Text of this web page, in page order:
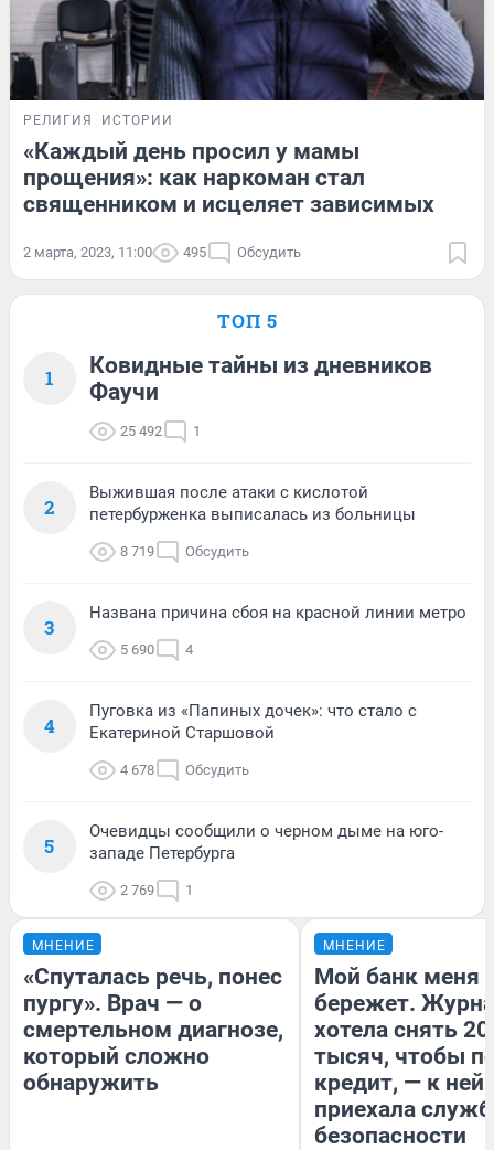
РЕЛИГИЯ ИСТОРИИ
«Каждый день просил у мамы
прощения»: как наркоман стал
священником и исцеляет зависимых
2 марта, 2023, 11:00 495 Обсудить
ТОП 5
1
Ковидные тайны из дневников
Фаучи
25 492 1
2
Выжившая после атаки с кислотой
петербурженка выписалась из больницы
8 719 Обсудить
3
Названа причина сбоя на красной линии метро
5 690 4
4
Пуговка из «Папиных дочек»: что стало с
Екатериной Старшовой
4 678 Обсудить
5
Очевидцы сообщили о черном дыме на юго-
западе Петербурга
2 769 1
МНЕНИЕ
«Спуталась речь, понес
пургу». Врач — о
смертельном диагнозе,
который сложно
обнаружить
МНЕНИЕ
Мой банк меня
бережет.
хотела снять
тысяч, чтобы
кредит, — к
приехала
безопасности